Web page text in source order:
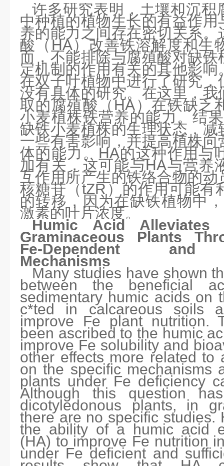
许多研究表明，土壤和沉积
中种植的植物生长的有益作
养的能力之间存在密切关系
酸（HA）改善铁溶解度和生
而，不能排除与腐殖酸对缺
定机制的作用有关的其他影
在双子叶植物中进行了研究
没有具体的研究。在这里，
取的腐殖酸（HA）在铁缺乏
小麦植株铁营养的能力。结
缺铁小麦植株的生理状态，
一些有害影响，并提高植株
体的能力。HA的这种作用与
加有关，这可能与HA与营养
互作用所产生的铁络合物的
核糖苷（tZR）的作用可能有
的转移，因为在缺铁植物中
激素的叶片浓度。
Humic Acid
Graminaceous Plants
Fe-Dependent and
Mechanisms
Many studies have shown
between the beneficial
sedimentary humic acids on
c*ted in calcareous soils
improve Fe plant nutrition.
been ascribed to the humic
improve Fe solubility and
other effects more related to
on the specific mechanisms
plants under Fe deficiency
Although this question
dicotyledonous plants, in
there are no specific studies.
the ability of a humic acid
(HA) to improve Fe nutrition
under Fe deficient and